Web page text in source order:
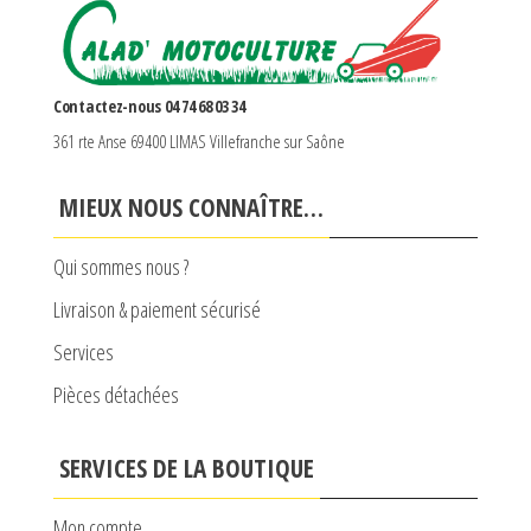
Contactez-nous 04 74 68 03 34
361 rte Anse 69400 LIMAS Villefranche sur Saône
MIEUX NOUS CONNAÎTRE…
Qui sommes nous ?
Livraison & paiement sécurisé
Services
Pièces détachées
SERVICES DE LA BOUTIQUE